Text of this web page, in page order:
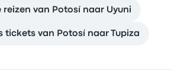
reizen van Potosí naar Uyuni
tickets van Potosí naar Tupiza